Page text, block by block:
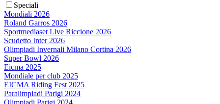
Speciali
Mondiali 2026
Roland Garros 2026
Sportmediaset Live Riccione 2026
Scudetto Inter 2026
Olimpiadi Invernali Milano Cortina 2026
Super Bowl 2026
Eicma 2025
Mondiale per club 2025
EICMA Riding Fest 2025
Paralimpiadi Parigi 2024
Olimpiadi Parigi 2024